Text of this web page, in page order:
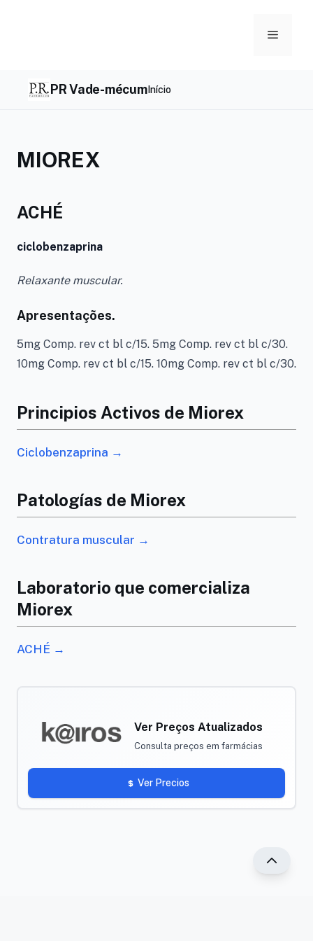
Menu
PR Vade-mécumInício
MIOREX
ACHÉ
ciclobenzaprina
Relaxante muscular.
Apresentações.
5mg Comp. rev ct bl c/15. 5mg Comp. rev ct bl c/30.
10mg Comp. rev ct bl c/15. 10mg Comp. rev ct bl c/30.
Principios Activos de Miorex
Ciclobenzaprina →
Patologías de Miorex
Contratura muscular →
Laboratorio que comercializa
Miorex
ACHÉ →
Ver Preços Atualizados
Consulta preços em farmácias
Ver Precios